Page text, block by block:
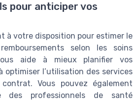
pour anticiper vos
à votre disposition pour estimer le
selon les soins
aide à mieux planifier vos
optimiser l’utilisation des services
Vous pouvez également
des professionnels de santé